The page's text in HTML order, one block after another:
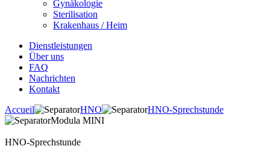
Gynäkologie
Sterilisation
Krakenhaus / Heim
Dienstleistungen
Über uns
FAQ
Nachrichten
Kontakt
Accueil
HNO
HNO-Sprechstunde
Modula MINI
HNO-Sprechstunde